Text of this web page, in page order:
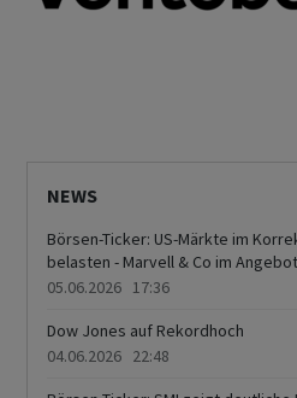
NEWS
Börsen-Ticker: US-Märkte im
belasten - Marvell & Co im
Kursgewinnen
05.06.2026 17:36
Dow Jones auf Rekordhoch
04.06.2026 22:48